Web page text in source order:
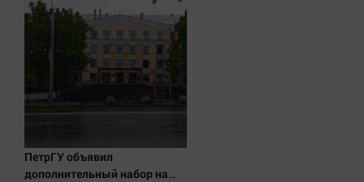
ПетрГУ объявил
дополнительный набор на